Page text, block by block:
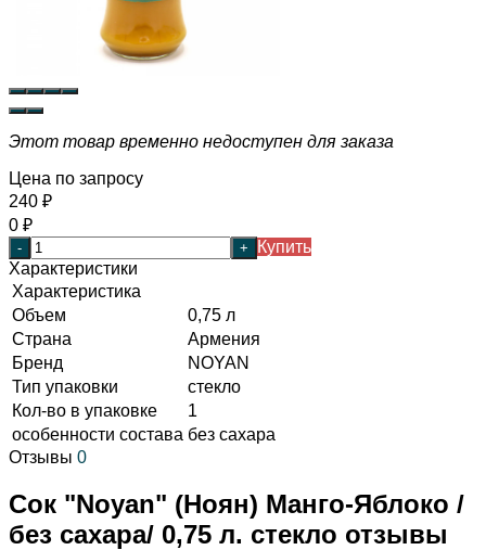
Этот товар временно недоступен для заказа
Цена по запросу
240 ₽
0 ₽
- +
Купить
Характеристики
Характеристика
Объем
0,75 л
Страна
Армения
Бренд
NOYAN
Тип упаковки
стекло
Кол-во в упаковке
1
особенности состава без сахара
Отзывы 0
Сок "Noyan" (Ноян) Манго-Яблоко /
без сахара/ 0,75 л. стекло отзывы